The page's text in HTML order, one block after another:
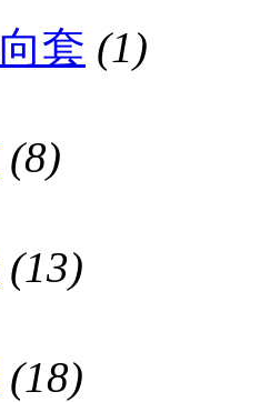
套 (1)
(8)
(13)
(18)